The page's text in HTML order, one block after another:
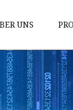
UNS